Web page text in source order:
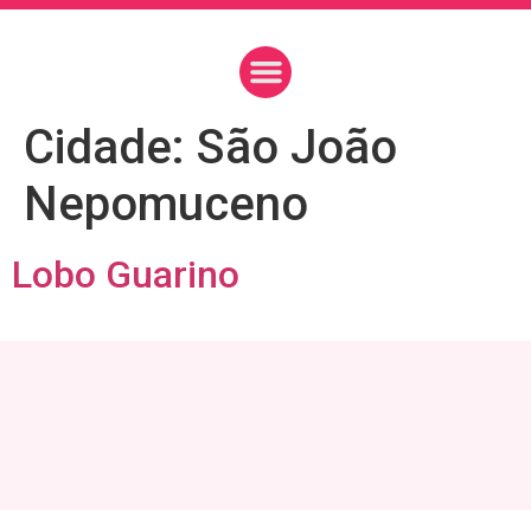
Cidade: São João
Nepomuceno
Lobo Guarino